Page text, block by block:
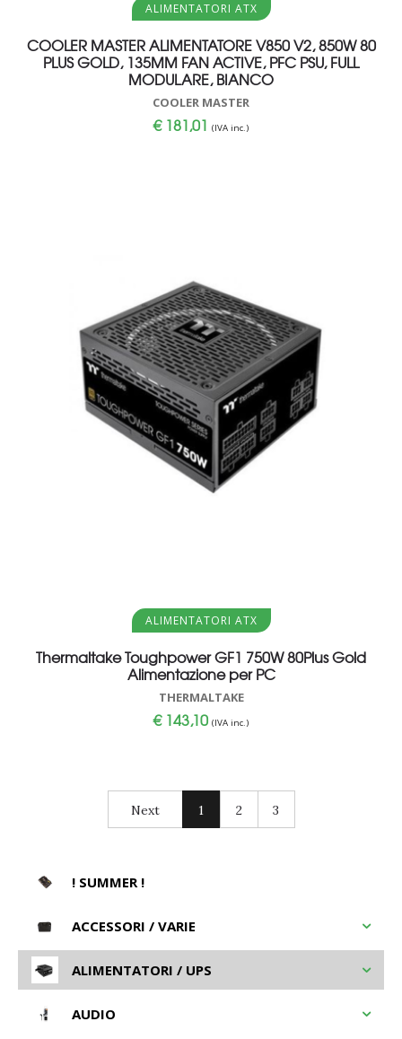
ALIMENTATORI ATX
COOLER MASTER ALIMENTATORE V850 V2, 850W 80
PLUS GOLD, 135MM FAN ACTIVE, PFC PSU, FULL
MODULARE, BIANCO
COOLER MASTER
€181,01 (IVA inc.)
Aggiungi al carrello
ALIMENTATORI ATX
Thermaltake Toughpower GF1 750W 80Plus Gold
Alimentazione per PC
THERMALTAKE
€143,10 (IVA inc.)
Next 1 2 3
! SUMMER !
ACCESSORI / VARIE
ALIMENTATORI / UPS
AUDIO